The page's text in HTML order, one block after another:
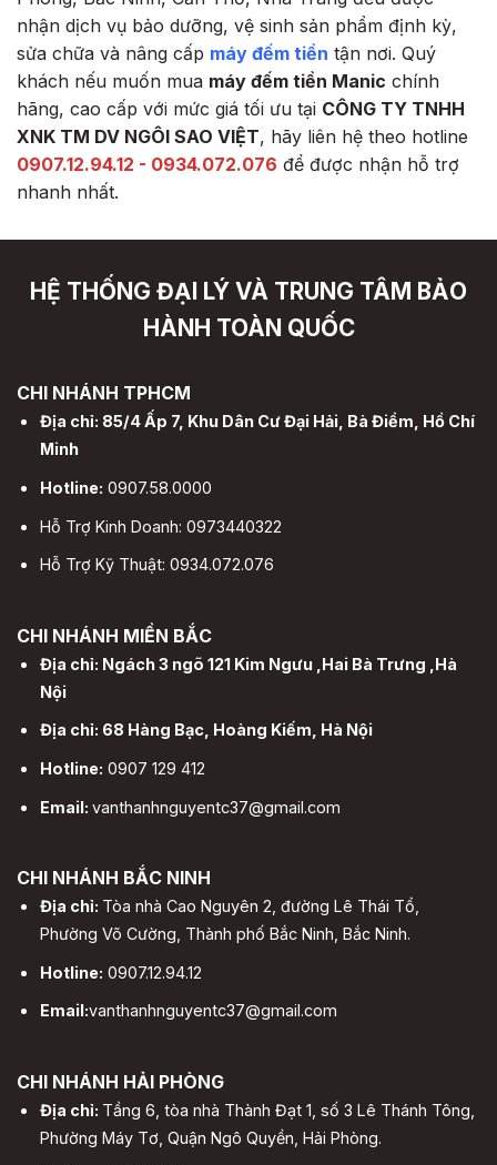
nhận dịch vụ bảo dưỡng, vệ sinh sản phẩm định kỳ,
sửa chữa và nâng cấp máy đếm tiền tận nơi. Quý
khách nếu muốn mua máy đếm tiền Manic chính
hãng, cao cấp với mức giá tối ưu tại CÔNG TY TNHH
XNK TM DV NGÔI SAO VIỆT, hãy liên hệ theo hotline
0907.12.94.12 - 0934.072.076 để được nhận hỗ trợ
nhanh nhất.
HỆ THỐNG ĐẠI LÝ VÀ TRUNG TÂM BẢO
HÀNH TOÀN QUỐC
CHI NHÁNH TPHCM
Địa chỉ: 85/4 Ấp 7, Khu Dân Cư Đại Hải, Bà Điểm, Hồ Chí
Minh
Hotline: 0907.58.0000
Hỗ Trợ Kinh Doanh: 0973440322
Hỗ Trợ Kỹ Thuật: 0934.072.076
CHI NHÁNH MIỀN BẮC
Địa chỉ: Ngách 3 ngõ 121 Kim Ngưu ,Hai Bà Trưng ,Hà
Nội
Địa chỉ: 68 Hàng Bạc, Hoàng Kiếm, Hà Nội
Hotline: 0907 129 412
Email: vanthanhnguyentc37@gmail.com
CHI NHÁNH BẮC NINH
Địa chỉ: Tòa nhà Cao Nguyên 2, đường Lê Thái Tổ,
Phường Võ Cường, Thành phố Bắc Ninh, Bắc Ninh.
Hotline: 0907.12.94.12
Email:vanthanhnguyentc37@gmail.com
CHI NHÁNH HẢI PHÒNG
Địa chỉ: Tầng 6, tòa nhà Thành Đạt 1, số 3 Lê Thánh Tông,
Phường Máy Tơ, Quận Ngô Quyền, Hải Phòng.